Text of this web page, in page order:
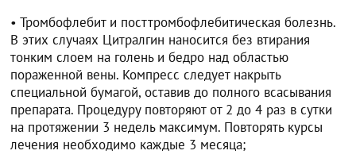
• Тромбофлебит и посттромбофлебитическая болезнь.
В этих случаях Цитралгин наносится без втирания
тонким слоем на голень и бедро над областью
пораженной вены. Компресс следует накрыть
специальной бумагой, оставив до полного всасывания
препарата. Процедуру повторяют от 2 до 4 раз в сутки
на протяжении 3 недель максимум. Повторять курсы
лечения необходимо каждые 3 месяца;